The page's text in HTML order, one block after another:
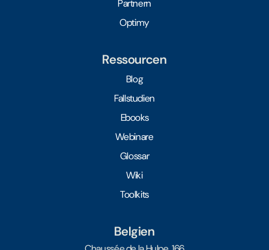
Partnern
Optimy
Ressourcen
Blog
Fallstudien
Ebooks
Webinare
Glossar
Wiki
Toolkits
Belgien